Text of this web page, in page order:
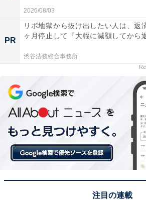
2026/08/03
PR
リボ地獄から抜け出したい人は、返
ヶ月停止して『大幅に減額してから
渋谷法務総合事務所
注目の連載